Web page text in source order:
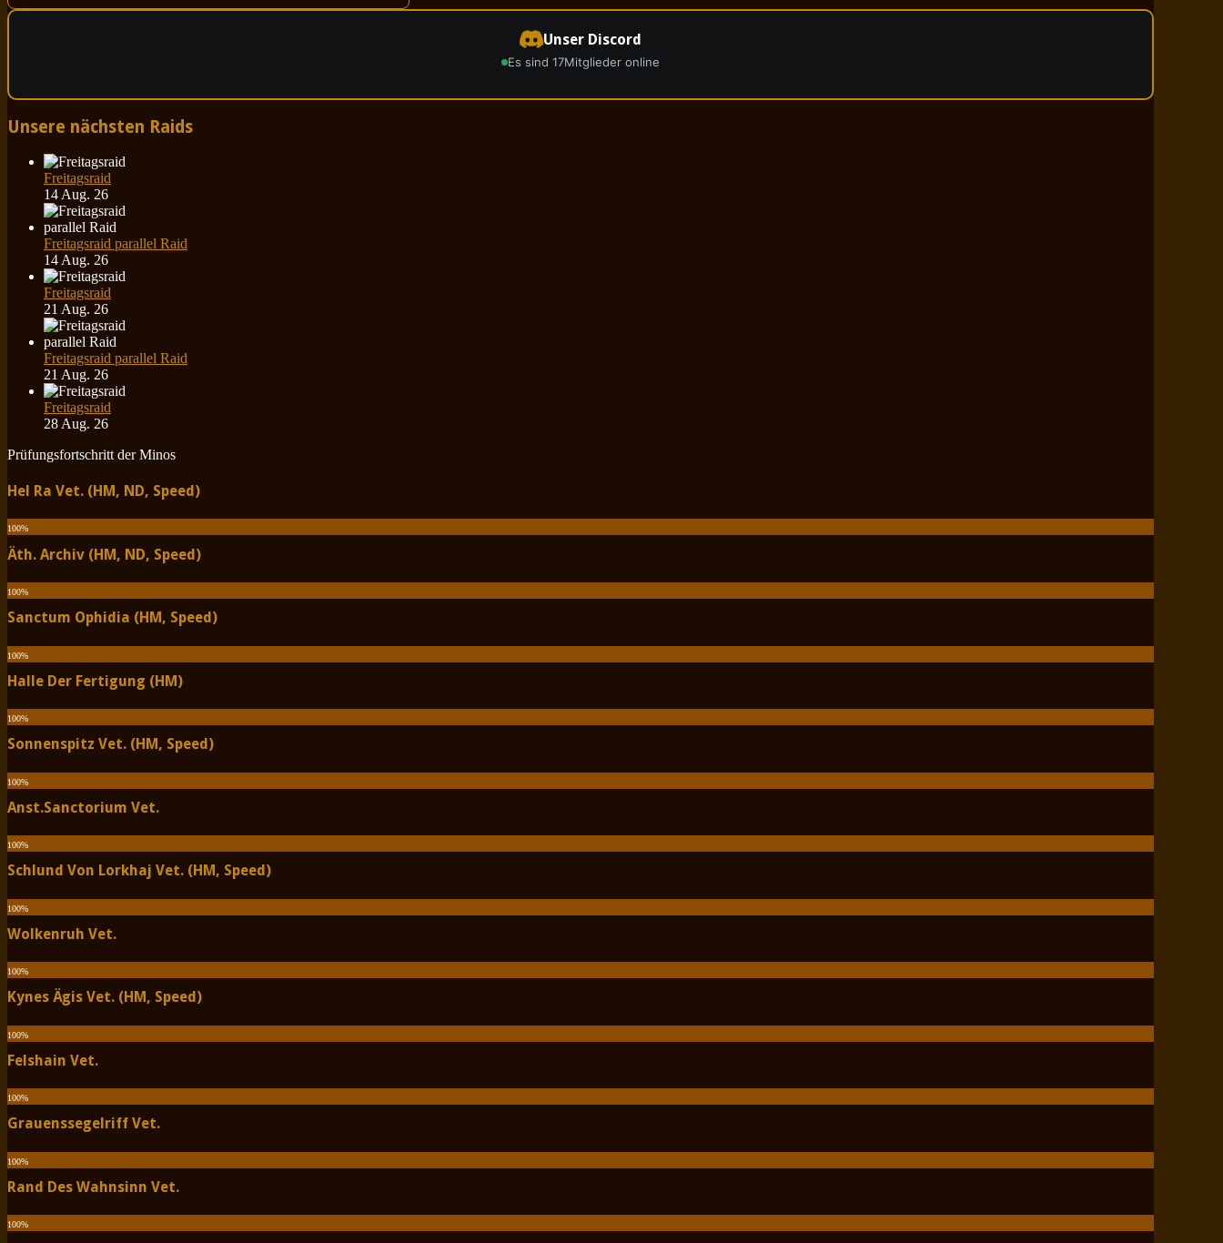
Unser Discord
Es sind 17Mitglieder online
Unsere nächsten Raids
Freitagsraid
14 Aug. 26
Freitagsraid parallel Raid
14 Aug. 26
Freitagsraid
21 Aug. 26
Freitagsraid parallel Raid
21 Aug. 26
Freitagsraid
28 Aug. 26
Prüfungsfortschritt der Minos
Hel Ra Vet. (HM, ND, Speed)
100%
Äth. Archiv (HM, ND, Speed)
100%
Sanctum Ophidia (HM, Speed)
100%
Halle Der Fertigung (HM)
100%
Sonnenspitz Vet. (HM, Speed)
100%
Anst.Sanctorium Vet.
100%
Schlund Von Lorkhaj Vet. (HM, Speed)
100%
Wolkenruh Vet.
100%
Kynes Ägis Vet. (HM, Speed)
100%
Felshain Vet.
100%
Grauenssegelriff Vet.
100%
Rand Des Wahnsinn Vet.
100%